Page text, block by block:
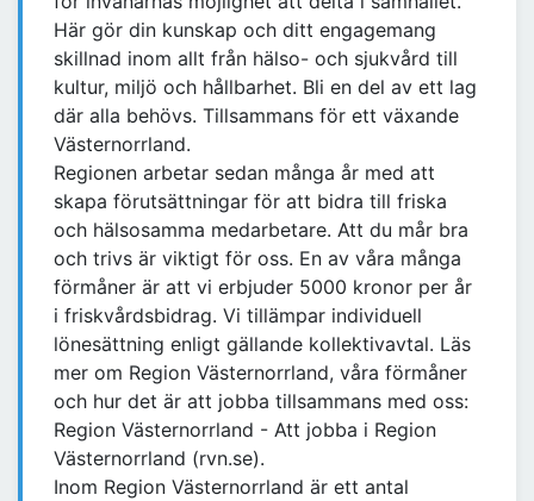
Här gör din kunskap och ditt engagemang
skillnad inom allt från hälso- och sjukvård till
kultur, miljö och hållbarhet. Bli en del av ett lag
där alla behövs. Tillsammans för ett växande
Västernorrland.
Regionen arbetar sedan många år med att
skapa förutsättningar för att bidra till friska
och hälsosamma medarbetare. Att du mår bra
och trivs är viktigt för oss. En av våra många
förmåner är att vi erbjuder 5000 kronor per år
i friskvårdsbidrag. Vi tillämpar individuell
lönesättning enligt gällande kollektivavtal. Läs
mer om Region Västernorrland, våra förmåner
och hur det är att jobba tillsammans med oss:
Region Västernorrland - Att jobba i Region
Västernorrland (rvn.se).
Inom Region Västernorrland är ett antal